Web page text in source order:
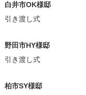
白井市OK様邸
引き渡し式
野田市HY様邸
引き渡し式
柏市SY様邸